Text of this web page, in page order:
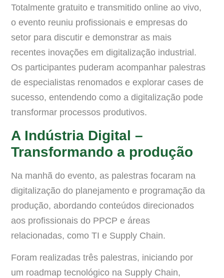
Totalmente gratuito e transmitido online ao vivo,
o evento reuniu profissionais e empresas do
setor para discutir e demonstrar as mais
recentes inovações em digitalização industrial.
Os participantes puderam acompanhar palestras
de especialistas renomados e explorar cases de
sucesso, entendendo como a digitalização pode
transformar processos produtivos.
A Indústria Digital –
Transformando a produção
Na manhã do evento, as palestras focaram na
digitalização do planejamento e programação da
produção, abordando conteúdos direcionados
aos profissionais do PPCP e áreas
relacionadas, como TI e Supply Chain.
Foram realizadas três palestras, iniciando por
um roadmap tecnológico na Supply Chain,